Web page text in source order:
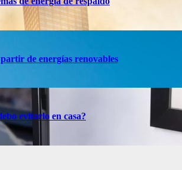
de energías renovables
evitarlo en casa?